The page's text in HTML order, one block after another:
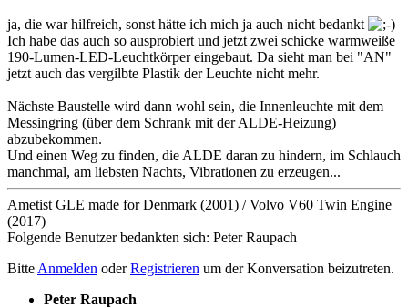
ja, die war hilfreich, sonst hätte ich mich ja auch nicht bedankt
Ich habe das auch so ausprobiert und jetzt zwei schicke warmweiße
190-Lumen-LED-Leuchtkörper eingebaut. Da sieht man bei "AN"
jetzt auch das vergilbte Plastik der Leuchte nicht mehr.
Nächste Baustelle wird dann wohl sein, die Innenleuchte mit dem
Messingring (über dem Schrank mit der ALDE-Heizung)
abzubekommen.
Und einen Weg zu finden, die ALDE daran zu hindern, im Schlauch
manchmal, am liebsten Nachts, Vibrationen zu erzeugen...
Ametist GLE made for Denmark (2001) / Volvo V60 Twin Engine
(2017)
Folgende Benutzer bedankten sich: Peter Raupach
Bitte Anmelden oderRegistrieren um der Konversation beizutreten.
Peter Raupach